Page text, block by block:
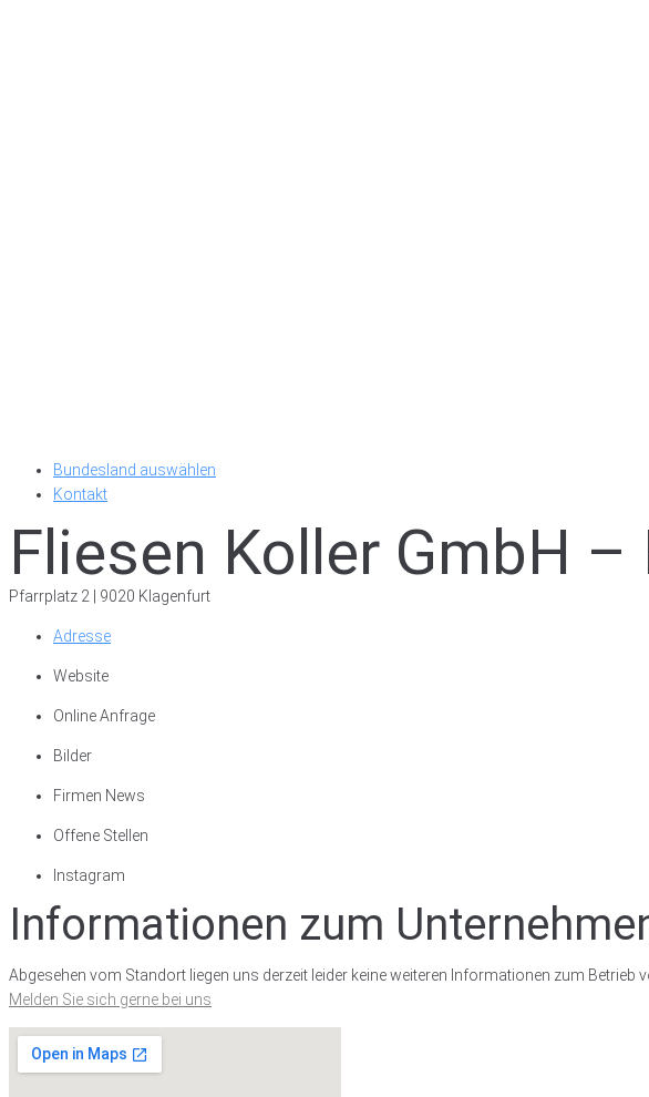
Bundesland auswählen
Kontakt
Fliesen Koller GmbH
Pfarrplatz 2 | 9020 Klagenfurt
Adresse
Website
Online Anfrage
Bilder
Firmen News
Offene Stellen
Instagram
Informationen zum
Abgesehen vom Standort liegen uns derzeit leider keine weiteren Informationen zum Betrieb
Melden Sie sich gerne bei uns